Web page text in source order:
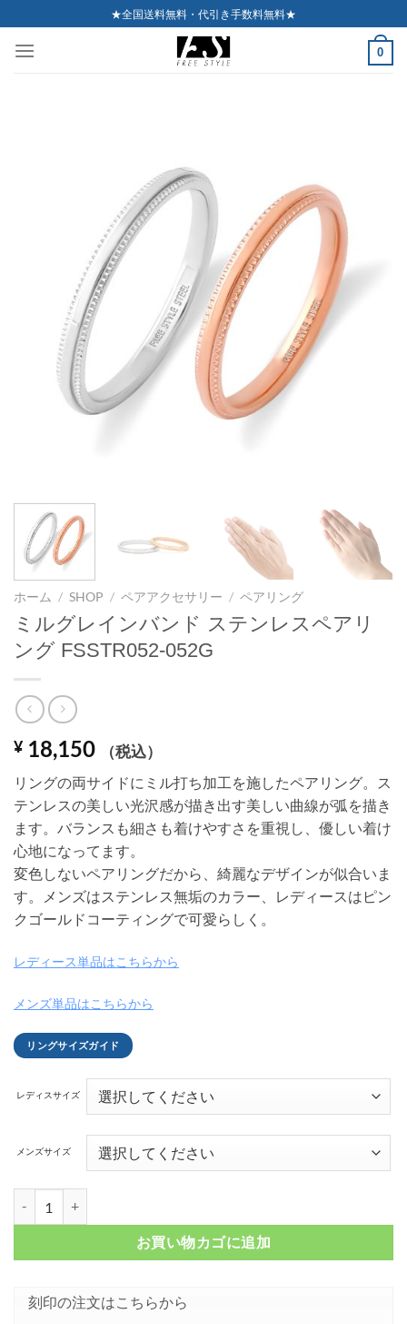
to
content
★全国送料無料・代引き手数料無料★
0
ホーム / SHOP / ペアアクセサリー / ペアリング
ミルグレインバンド ステンレスペアリ
ング FSSTR052-052G
¥ 18,150 （税込）
リングの両サイドにミル打ち加工を施したペアリング。ス
テンレスの美しい光沢感が描き出す美しい曲線が弧を描き
ます。バランスも細さも着けやすさを重視し、優しい着け
心地になってます。
変色しないペアリングだから、綺麗なデザインが似合いま
す。メンズはステンレス無垢のカラー、レディースはピン
クゴールドコーティングで可愛らしく。
レディース単品はこちらから
メンズ単品はこちらから
リングサイズガイド
レディスサイズ
メンズサイズ
お買い物カゴに追加
刻印の注文はこちらから